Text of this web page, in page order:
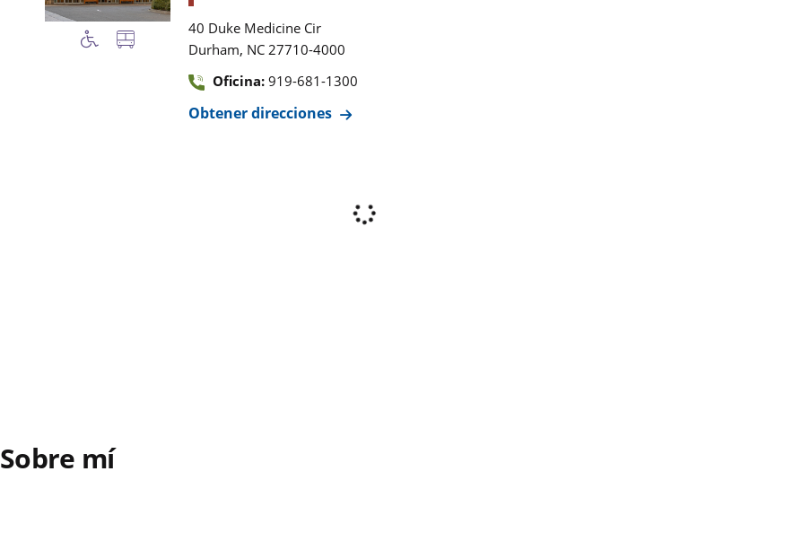
40 Duke Medicine Cir
Durham, NC 27710-4000
Oficina: 919-681-1300
Obtener direcciones
Sobre mí